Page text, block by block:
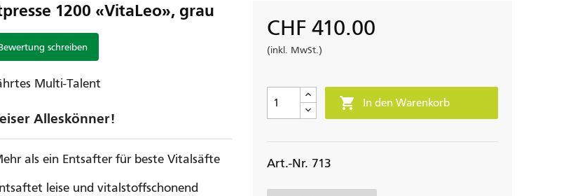
1200 «VitaLeo», grau
schreiben
Multi-Talent
Alleskönner!
als ein Entsafter für beste Vitalsäfte
leise und vitalstoffschonend
CHF 410.00
(inkl. MwSt.)
 In den Warenkorb
Art.-Nr. 713